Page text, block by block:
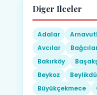
Diger Ilceler
Adalar
Avcılar
Bakırköy
Beykoz
Büyükçekmece